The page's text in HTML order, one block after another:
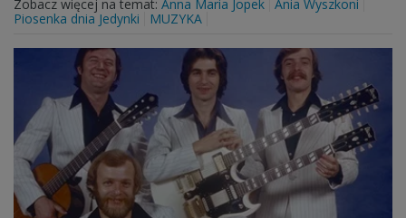
Zobacz więcej na temat: Anna Maria Jopek Ania Wyszkoni
Piosenka dnia Jedynki
MUZYKA